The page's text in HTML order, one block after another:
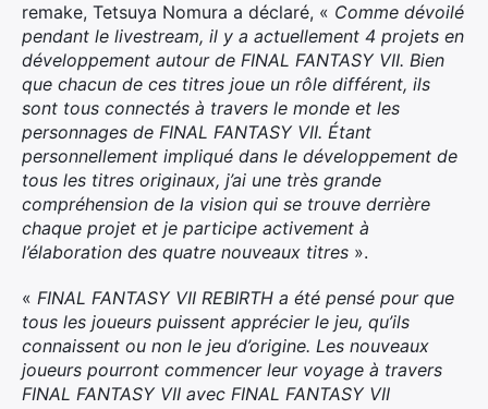
remake, Tetsuya Nomura a déclaré, « Comme dévoilé
pendant le livestream, il y a actuellement 4 projets en
développement autour de FINAL FANTASY VII. Bien
que chacun de ces titres joue un rôle différent, ils
sont tous connectés à travers le monde et les
personnages de FINAL FANTASY VII. Étant
personnellement impliqué dans le développement de
tous les titres originaux, j’ai une très grande
compréhension de la vision qui se trouve derrière
chaque projet et je participe activement à
l’élaboration des quatre nouveaux titres ».
« FINAL FANTASY VII REBIRTH a été pensé pour que
tous les joueurs puissent apprécier le jeu, qu’ils
connaissent ou non le jeu d’origine. Les nouveaux
joueurs pourront commencer leur voyage à travers
FINAL FANTASY VII avec FINAL FANTASY VII